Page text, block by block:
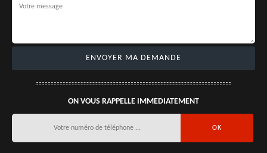
ON VOUS RAPPELLE IMMEDIATEMENT